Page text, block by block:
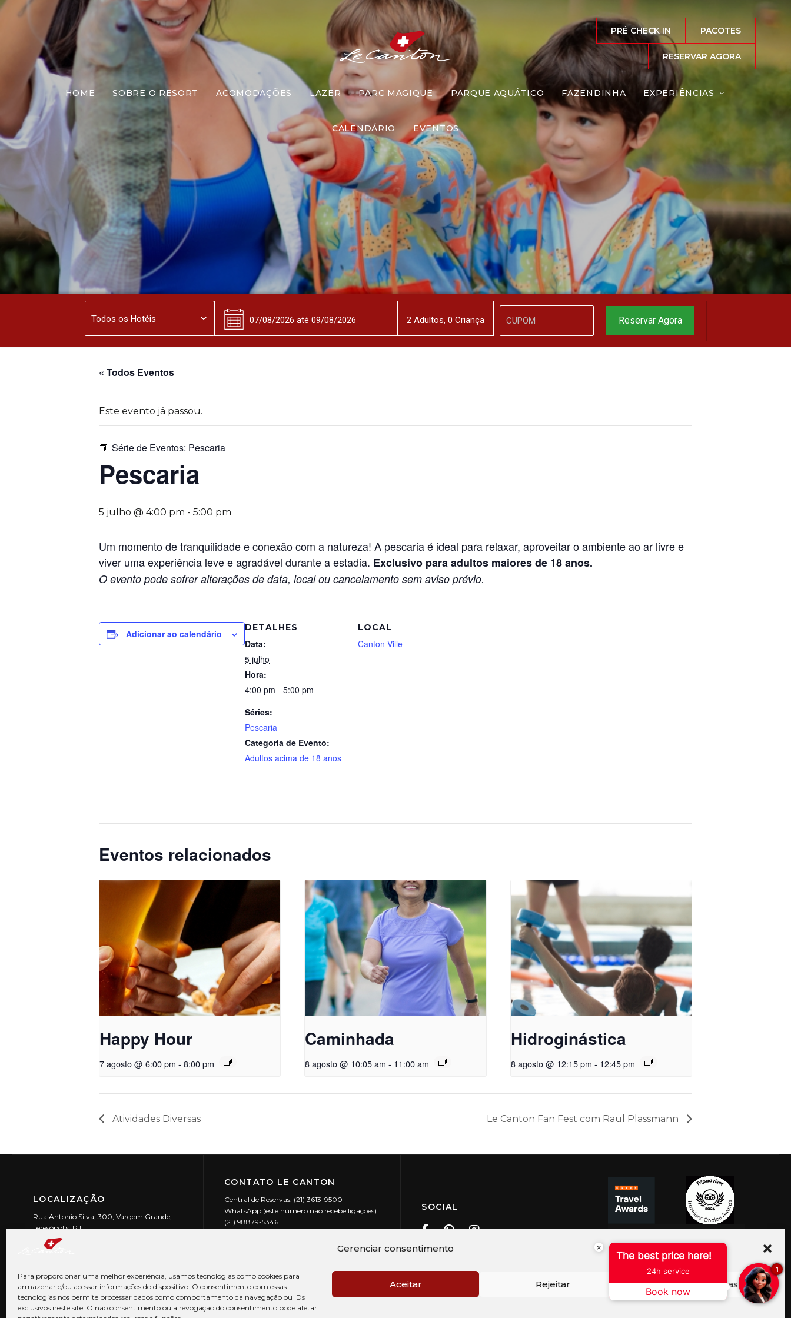
Gerenciar consentimento
Para proporcionar uma melhor experiência, usamos tecnologias como cookies para
armazenar e/ou acessar informações do dispositivo. O consentimento com essas
tecnologias nos permite processar dados como comportamento da navegação ou IDs
exclusivos neste site. O não consentimento ou a revogação do consentimento pode afetar
Aceitar Rejeitar Ver preferências
PRÉ CHECK IN PACOTES
RESERVAR AGORA
HOME SOBRE O RESORT ACOMODAÇÕES LAZER PARC MAGIQUE PARQUE AQUÁTICO FAZENDINHA EXPERIÊNCIAS
CALENDÁRIO EVENTOS
Pescaria
« Todos Eventos
Este evento já passou.
Série de Eventos: Pescaria
Pescaria
5 julho @ 4:00 pm - 5:00 pm
Um momento de tranquilidade e conexão com a natureza! A pescaria é ideal para relaxar, aproveitar o ambiente ao ar livre e
viver uma experiência leve e agradável durante a estadia. Exclusivo para adultos maiores de 18 anos.
O evento pode sofrer alterações de data, local ou cancelamento sem aviso prévio.
Adicionar ao calendário
DETALHES
Data:
5 julho
Hora:
4:00 pm - 5:00 pm
Séries:
Pescaria
Categoria de Evento:
Adultos acima de 18 anos
LOCAL
Canton Ville
Eventos relacionados
Happy Hour
7 agosto @ 6:00 pm - 8:00 pm
Caminhada
8 agosto @ 10:05 am - 11:00 am
Hidroginástica
8 agosto @ 12:15 pm - 12:45 pm
Atividades Diversas Le Canton Fan Fest com Raul Plassmann
LOCALIZAÇÃO
Rua Antonio Silva, 300, Vargem Grande,
Teresópolis, RJ
CEP: 25990-150
CONTATO LE CANTON
Central de Reservas: (21) 3613-9500
WhatsApp (este número não recebe ligações):
(21) 98879-5346
SOCIAL
2Adultos, 0 Criança
Reserve agora, com
o melhor preço
garantido
▼
Reservar Agora
×
The best price here!
24h service
Book now
1